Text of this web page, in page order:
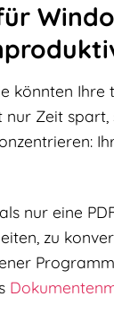
könnten
nur Zeit
nur eine
zu